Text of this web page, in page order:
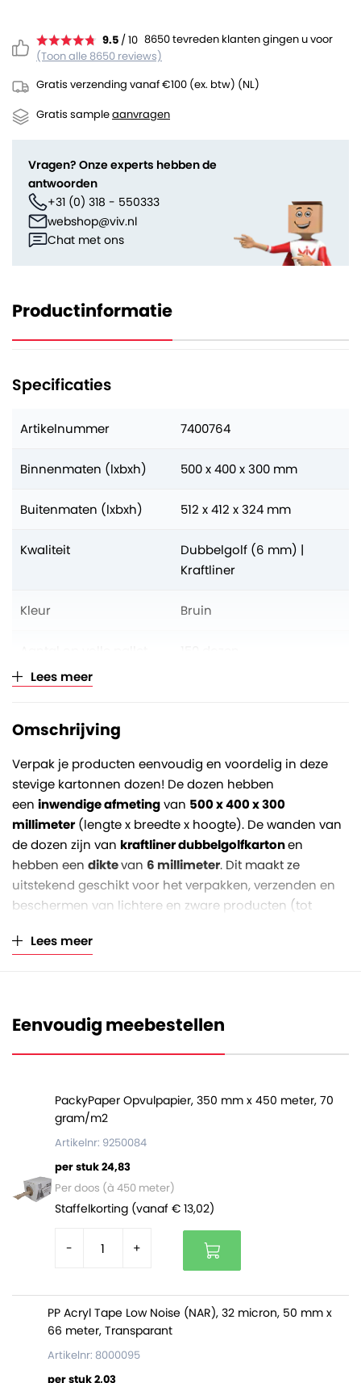
9.5 / 10 8650 tevreden klanten gingen u voor
(Toon alle 8650 reviews)
Gratis verzending vanaf €100 (ex. btw) (NL)
Gratis sampleaanvragen
Vragen? Onze experts hebben de
antwoorden
+31 (0) 318 - 550333
webshop@viv.nl
Chat met ons
Productinformatie
Specificaties
Artikelnummer 7400764
Binnenmaten (lxbxh) 500 x 400 x 300 mm
Buitenmaten (lxbxh) 512 x 412 x 324 mm
Kwaliteit
Dubbelgolf (6 mm) |
Kraftliner
Kleur Bruin
Verkoopeenheid
Lees meer
Omschrijving
Verpak je producten eenvoudig en voordelig in deze
stevige kartonnen dozen! De dozen hebben
een inwendige afmetingvan 500 x 400 x 300
millimeter(lengte x breedte x hoogte). De wanden van
de dozen zijn van kraftlinerdubbelgolfkartonen
hebben een diktevan 6 millimeter. Dit maakt ze
uitstekend geschikt voor het verpakken, verzenden en
beschermen van lichtere en zware producten (tot
welke gemakkelijk gesloten kunnen worden met
Eigenschappen:
Binnenmaat doos 500 x 400 x 300 mm
Uitstekend geschikt voor verpakken lichte en
zware producten
Gemaakt van sterk kraftliner karton
Dubbelgolfkarton met een dikte van 6 millimeter
Dozen zijn volledig recyclebaar en FSC
De dozen zijnper 15 stuks gebundeld. Op een volle
pallet zitten 150 dozen (10 bundels).
Dozen op maat of met bedrukking
Lees meer
Eenvoudig meebestellen
PackyPaper Opvulpapier, 350 mm x 450 meter, 70
gram/m2
Artikelnr: 9250084
per stuk 24,83
Per doos (à 450 meter)
Staffelkorting (vanaf € 13,02)
- +
PP Acryl Tape Low Noise (NAR), 32 micron, 50 mm x
66 meter, Transparant
Artikelnr: 8000095
per stuk 2,03